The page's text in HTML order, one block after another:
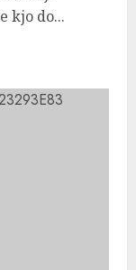
kjo do...